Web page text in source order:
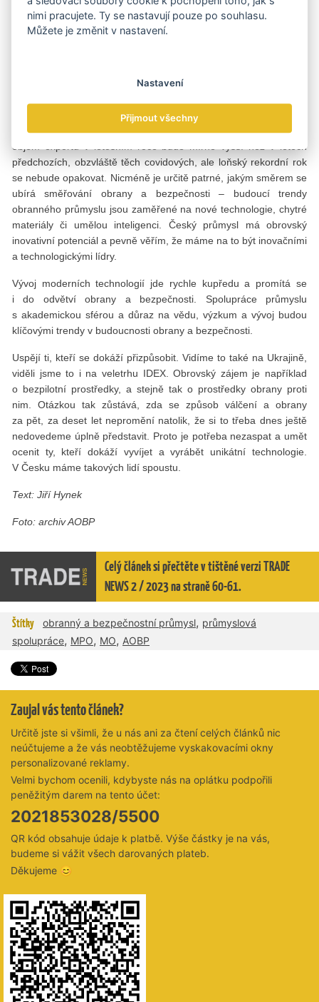
pro podniky v oblasti obrany velmi příznivě, často zároveň
přichází s neuvěřitelným tlakem, nerealistickými očekáváními
do našich výrobků, aby byly konkurenceschopné.
Dále je zapotřebí si přiznat, že loňský rok byl pro český obranný
a bezpečnostní průmysl rokem mimořádným. Odhadujeme, že
objem exportu v letošním roce bude mírně vyšší než v letech
předchozích, obzvláště těch covidových, ale loňský rekordní rok
se nebude opakovat. Nicméně je určitě patrné, jakým směrem se
ubírá směřování obrany a bezpečnosti – budoucí trendy
obranného průmyslu jsou zaměřené na nové technologie, chytré
materiály či umělou inteligenci. Český průmysl má obrovský
inovativní potenciál a pevně věřím, že máme na to být inovačními
a technologickými lídry.
Vývoj moderních technologií jde rychle kupředu a promítá se
i do odvětví obrany a bezpečnosti. Spolupráce průmyslu
s akademickou sférou a důraz na vědu, výzkum a vývoj budou
klíčovými trendy v budoucnosti obrany a bezpečnosti.
Uspějí ti, kteří se dokáží přizpůsobit. Vidíme to také na Ukrajině,
viděli jsme to i na veletrhu IDEX. Obrovský zájem je například
o bezpilotní prostředky, a stejně tak o prostředky obrany proti
nim. Otázkou tak zůstává, zda se způsob válčení a obrany
za pět, za deset let nepromění natolik, že si to třeba dnes ještě
nedovedeme úplně představit. Proto je potřeba nezaspat a umět
ocenit ty, kteří dokáží vyvíjet a vyrábět unikátní technologie.
V Česku máme takových lidí spoustu.
Text: Jiří Hynek
Foto: archiv AOBP
Celý článek si přečtěte v tištěné verzi TRADE
NEWS 2 / 2023 na straně 60-61.
Štítky obranný a bezpečnostní průmysl, průmyslová
spolupráce, MPO, MO, AOBP
Zaujal vás tento článek?
Určitě jste si všimli, že u nás ani za čtení celých článků nic
neúčtujeme a že vás neobtěžujeme vyskakovacími okny
personalizované reklamy.
Velmi bychom ocenili, kdybyste nás na oplátku podpořili
peněžitým darem na tento účet:
2021853028/5500
QR kód obsahuje údaje k platbě. Výše částky je na vás,
budeme si vážit všech darovaných plateb.
Děkujeme 😊
nimi pracujete. Ty se nastavují pouze po souhlasu.
Můžete je změnit v nastavení.
Nastavení
Přijmout všechny